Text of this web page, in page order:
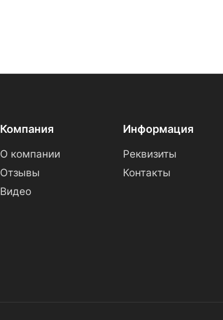
Компания
О компании
Отзывы
Видео
Информация
Реквизиты
Контакты